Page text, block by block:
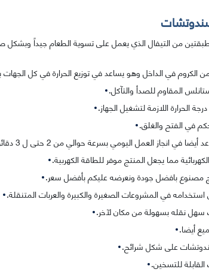
من التيفال الذي يعمل على تسوية الطعام جيداً
الكروم في الداخل وهو يساعد في توزيع الحرارة في كل
المقاوم للصدأ والتآكل.
الحرارة اللازمة لتشغيل الجهاز.
في الفتح والغلق.
في انجاز العمل اليومي بسرعة حوالي من 2 حتى ل 3 دقائق.
مما يجعل المنتج موفر للطاقة الكهربية.
مصنوع بافضل جودة ونعرضه عليكم بأفضل سعر.
في المشروعات الصغيرة والكبيرة والعربات المتنقلة.
نقله بسهولة من مكان لآخر.
أيضا.
على شكل شرائح.
للتسخين.